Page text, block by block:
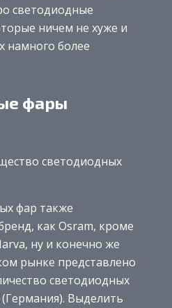
светодиодные
ничем не хуже и
намного более
фары
светодиодных
фар также
как Osram, кроме
ну и конечно же
рынке представлено
светодиодных
Выделить